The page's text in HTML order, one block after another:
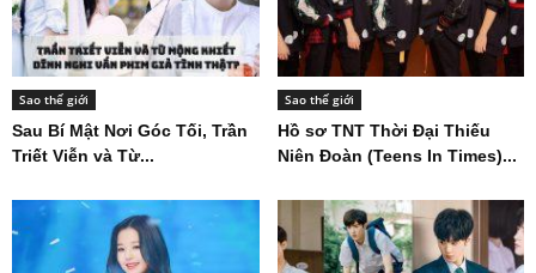
Sao thế giới
Sau Bí Mật Nơi Góc Tối, Trần
Triết Viễn và Từ...
Sao thế giới
Hồ sơ TNT Thời Đại Thiếu
Niên Đoàn (Teens In Times)...